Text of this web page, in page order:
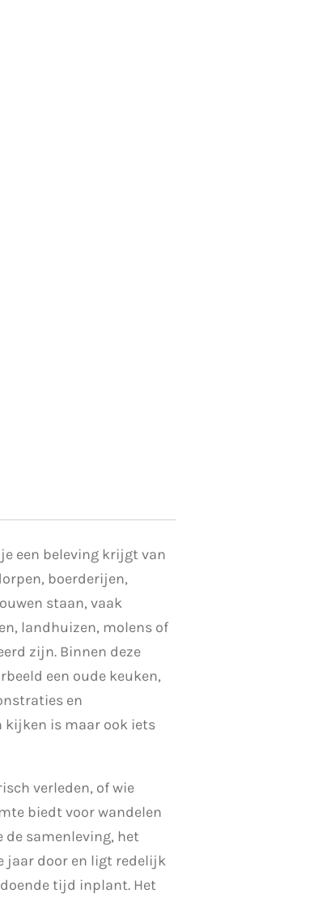
een beleving krijgt van
boerderijen,
staan, vaak
landhuizen, molens of
zijn. Binnen deze
een oude keuken,
en
kijken is maar ook iets
verleden, of wie
biedt voor wandelen
samenleving, het
jaar door en ligt redelijk
tijd inplant. Het